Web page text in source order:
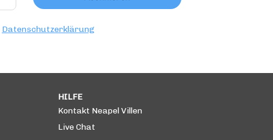
Datenschutzerklärung
HILFE
Kontakt Neapel Villen
Live Chat